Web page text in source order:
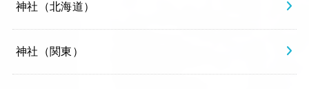
神社（北海道）
神社（関東）